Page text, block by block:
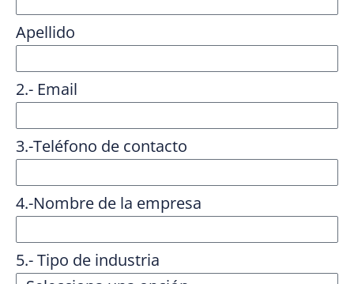
Apellido
2.- Email
3.-Teléfono de contacto
4.-Nombre de la empresa
5.- Tipo de industria